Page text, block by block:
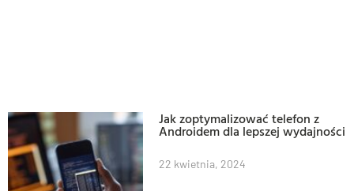
Jak zoptymalizować telefon z
Androidem dla lepszej wydajności
22 kwietnia, 2024